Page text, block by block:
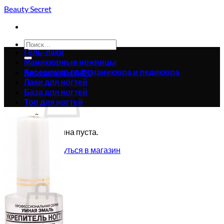
Skip
content
Beauty Secret
Искать:
Корзина /0.00₴0
Корзина пуста.
Вернуться в магазин
Корзина
Гель-лаки
Маникюрные ножницы
Аксессуары для маникюра и педикюра
Лаки для ногтей
База для ногтей
Топ для ногтей